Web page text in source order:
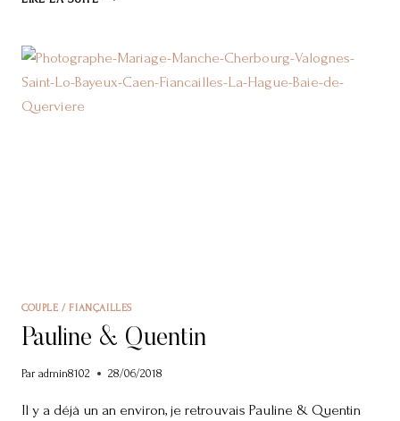
À
DU
COUPLE / FIANÇAILLES
Pauline & Quentin
Par admin8102 28/06/2018
Il y a déjà un an environ, je retrouvais Pauline & Quentin